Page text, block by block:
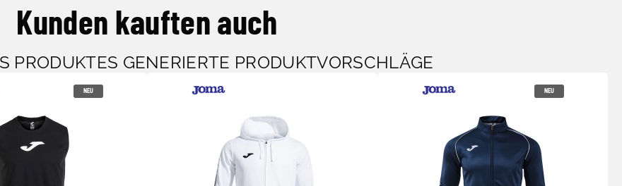
Kunden kauften auch
PRODUKTES GENERIERTE PRODUKTVORSCHLÄGE
NEU NEU